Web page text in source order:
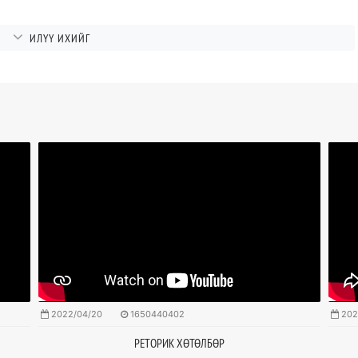
ИЛҮҮ ИХИЙГ
2022/04/20 1650440402
РЕТОРИК ХӨТӨЛБӨР